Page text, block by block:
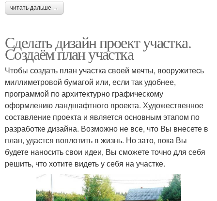
читать дальше →
Сделать дизайн проект участка.
Создаём план участка
Чтобы создать план участка своей мечты, вооружитесь
миллиметровой бумагой или, если так удобнее,
программой по архитектурно графическому
оформлению ландшафтного проекта. Художественное
составление проекта и является основным этапом по
разработке дизайна. Возможно не все, что Вы внесете в
план, удастся воплотить в жизнь. Но зато, пока Вы
будете наносить свои идеи, Вы сможете точно для себя
решить, что хотите видеть у себя на участке.